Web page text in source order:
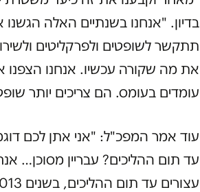
בדיון. "אנחנו בשנתיים האלה
תתקשר לשופטים ולפרקליטים
את מה שקורה עכשיו. אנחנו
עומדים בעומס. הם צריכים יותר
עוד אמר המפכ"ל: "אני אתן לכם